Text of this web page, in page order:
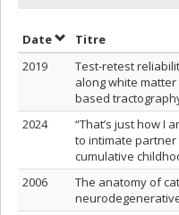
DateTrier par date en
Titre
2019
Test-retest
along white
based
2024
“That’s just how I
to intimate
cumulative
2006
The anatomy of